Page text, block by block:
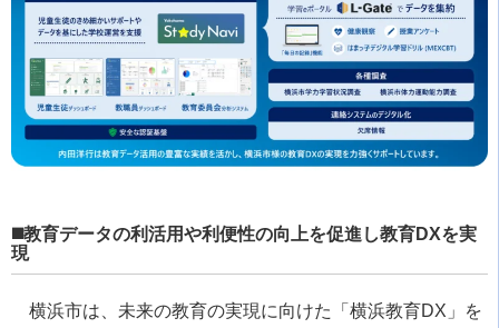
◼️教育データの利活用や利便性の向上を促進し教育DXを実
現
横浜市は、未来の教育の実現に向けた「横浜教育DX」を